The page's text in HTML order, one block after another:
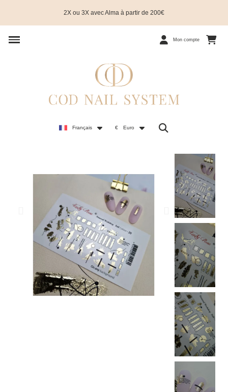
2X ou 3X avec Alma à partir de 200€
Mon compte
Français € Euro